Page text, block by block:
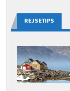
REJSETIPS